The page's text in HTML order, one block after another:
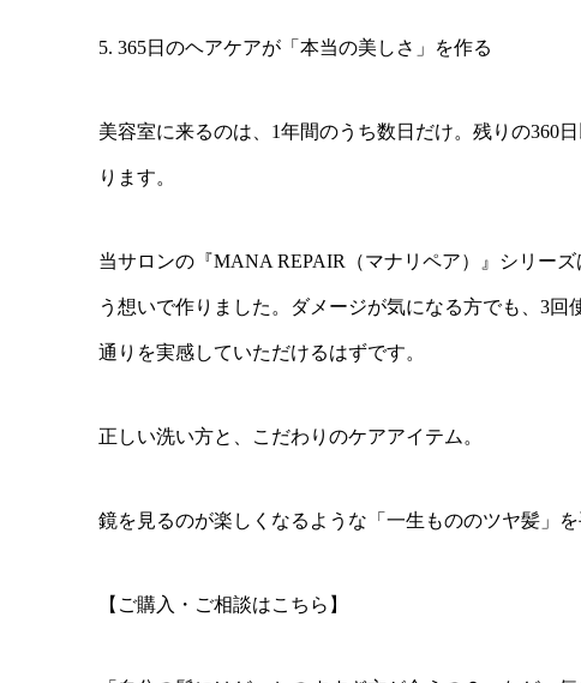
5. 365日のヘアケアが「本当の美しさ」を作る
美容室に来るのは、1年間のうち数日だけ。残りの360
ります。
当サロンの『MANA REPAIR（マナリペア）』シリー
う想いで作りました。ダメージが気になる方でも、3
通りを実感していただけるはずです。
正しい洗い方と、こだわりのケアアイテム。
鏡を見るのが楽しくなるような「一生もののツヤ髪」
【ご購入・ご相談はこちら】